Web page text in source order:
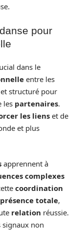
pour
dans le
entre les
structuré pour
les partenaires.
les lienset de
et plus
apprennent à
complexes
coordination
présence totale,
relation réussie.
signaux non